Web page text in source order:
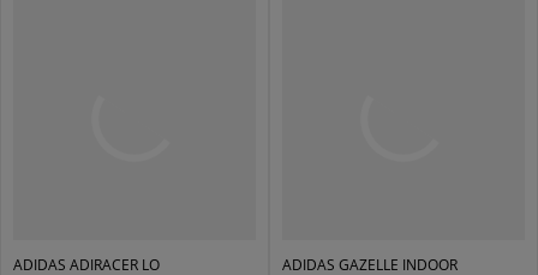
ADIDAS ADIRACER LO
ADIDAS GAZELLE INDOOR